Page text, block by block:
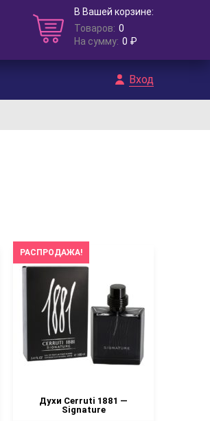
В Вашей корзине:
Товаров: 0
На сумму: 0 ₽
Вход
РАСПРОДАЖА!
Духи Cerruti 1881 —
Signature